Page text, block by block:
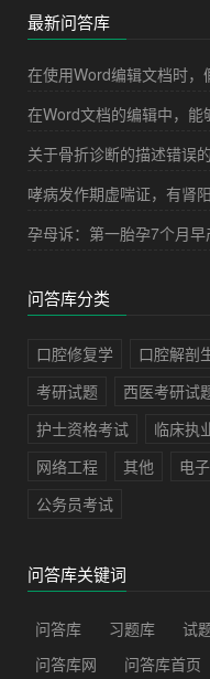
最新问答库
在Word文档的编辑中，能
关于骨折诊断的描述错误的
哮病发作期虚喘证，有肾
问答库分类
口腔修复学 口腔解剖
考研试题
西医考研试
护士资格考试
临床执
网络工程
其他 电
公务员考试
问答库关键词
问答库 习题库 试
问答库网
问答库首页